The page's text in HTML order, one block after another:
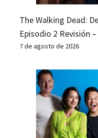
The Walking Dead:
Episodio 2 Revisión
7 de agosto de 2026